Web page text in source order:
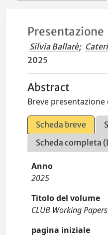
Presentazione
Silvia Ballarè;
2025
Abstract
Breve presentazione
Scheda breve
Scheda completa
Anno
2025
Titolo del volume
CLUB Working
pagina iniziale